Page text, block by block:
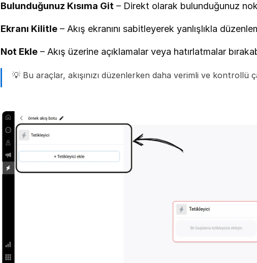
Bulunduğunuz Kısıma Git – Direkt olarak bulunduğunuz
Ekranı Kilitle – Akış ekranını sabitleyerek yanlışlıkla
Not Ekle – Akış üzerine açıklamalar veya hatırlatmalar
💡 Bu araçlar, akışınızı düzenlerken daha verimli ve kontrollü